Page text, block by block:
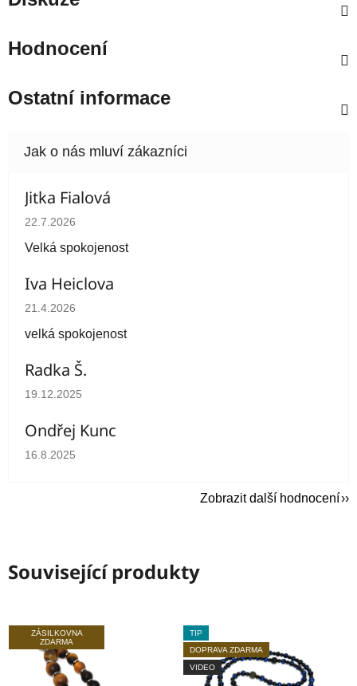
Hodnocení
Ostatní informace
Jitka Fialová
Hodnocení obchodu je 5 z 5 hvězdiček.
22.7.2026
Velká spokojenost
Iva Heiclova
Hodnocení obchodu je 5 z 5 hvězdiček.
21.4.2026
velká spokojenost
Radka Š.
Hodnocení obchodu je 5 z 5 hvězdiček.
19.12.2025
Ondřej Kunc
Hodnocení obchodu je 5 z 5 hvězdiček.
16.8.2025
Zobrazit další hodnocení
Související produkty
ZÁSILKOVNA
ZDARMA
TIP
DOPRAVA ZDARMA
VIDEO